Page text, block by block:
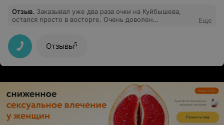
Отзыв. Заказывал уже два раза очки на Куйбышева,
остался просто в восторге. Очень доволен
персонала к моей проблеме. Отличное оборудование
для проверки и постановки диагноза. Отдельное
спасибо доктору - Анастасии Георгиевне Илюкевич,
видно что профессионал своего дела, спасибо Вам
огромное!!!
Еще
Отзывы5